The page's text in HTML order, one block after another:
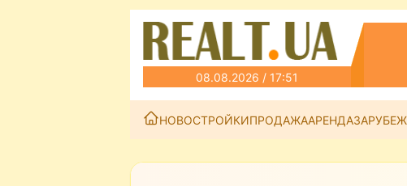
08.08.2026 / 17:51
НОВОСТРОЙКИПРОДАЖААРЕНДАЗАРУБЕЖ